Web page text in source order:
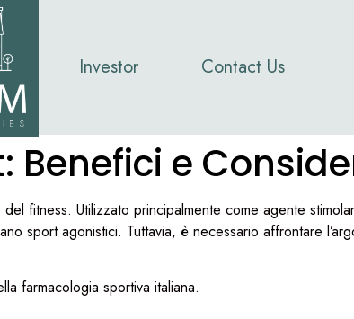
Investor Contact Us
Benefici e
fitness. Utilizzato principalmente come agente
sport agonistici. Tuttavia, è necessario affrontare
farmacologia sportiva italiana.